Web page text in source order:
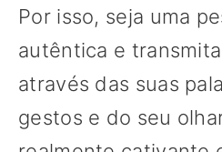
Por isso, seja uma
autêntica e
através das suas
gestos e do seu